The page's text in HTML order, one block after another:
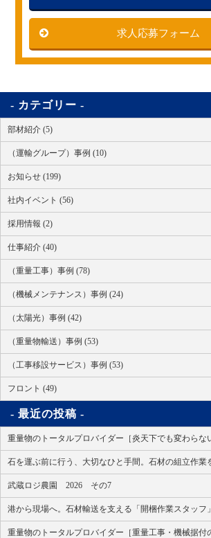
求人応募フォーム
カテゴリー
部材紹介 (5)
（運輸グループ）事例 (10)
お知らせ (199)
社内イベント (56)
採用情報 (2)
仕事紹介 (40)
（重量工事）事例 (78)
（機械メンテナンス）事例 (24)
（太陽光）事例 (42)
（重量物輸送）事例 (53)
（工事移設サービス）事例 (53)
フロント (49)
最近の投稿
重量物のトータルプロバイダー［炎天下でも変わらな
石を運ぶ前に行う、大切なひと手間。石材の組立作業
武蔵ロジ農園 2026 その7
港から現場へ。石材輸送を支える「開梱作業スタッフ」
重量物のトータルプロバイダー［重量工事・機械据付